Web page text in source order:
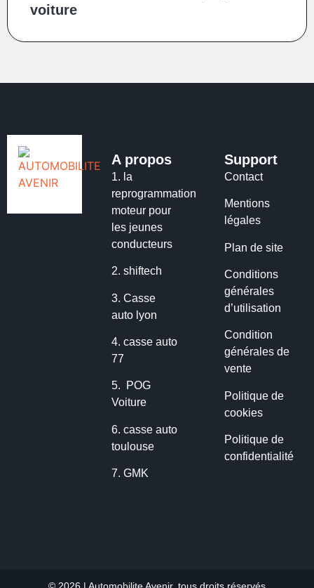
voiture
A propos
1. la
reprogrammation
moteur pour
les jeunes
conducteurs
2.shiftech
3.Casse
auto lyon
4.casse auto
77
5. POG
Voiture
6.casse auto
toulouse
7.GMK
Support
Contact
Mentions
légales
Plan de site
Conditions
générales
d’utilisation
Condition
générales de
vente
Politique de
cookies
Politique de
confidentialité